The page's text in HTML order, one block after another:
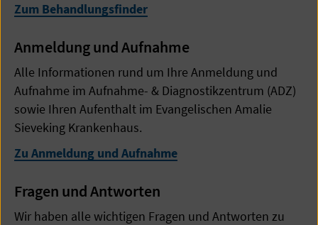
Zum Behandlungsfinder
Anmeldung und Aufnahme
Alle Informationen rund um Ihre Anmeldung und
Aufnahme im Aufnahme- & Diagnostikzentrum (ADZ)
sowie Ihren Aufenthalt im Evangelischen Amalie
Sieveking Krankenhaus.
Zu Anmeldung und Aufnahme
Fragen und Antworten
Wir haben alle wichtigen Fragen und Antworten zu